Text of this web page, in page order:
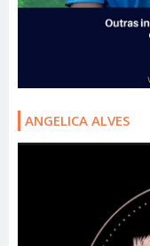
ANGELICA ALVES